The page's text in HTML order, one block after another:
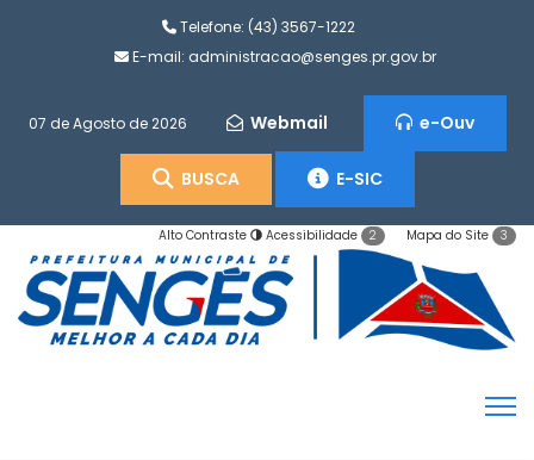
Telefone: (43) 3567-1222
E-mail: administracao@senges.pr.gov.br
07 de Agosto de 2026 Webmail e-Ouv
BUSCA E-SIC
Alto Contraste Acessibilidade 2 Mapa do Site 3